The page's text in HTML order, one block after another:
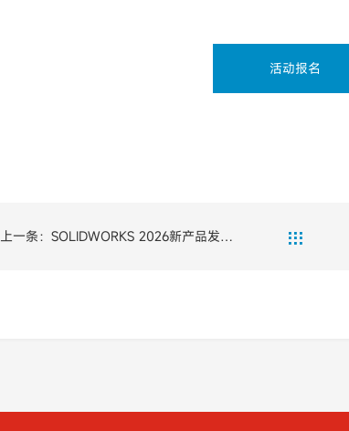
活动报名
上一条：SOLIDWORKS 2026新产品发布 